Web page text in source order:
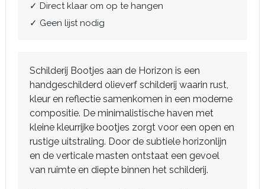
✓ Direct klaar om op te hangen
✓ Geen lijst nodig
Schilderij Bootjes aan de Horizon is een
handgeschilderd olieverf schilderij waarin rust,
kleur en reflectie samenkomen in een moderne
compositie. De minimalistische haven met
kleine kleurrijke bootjes zorgt voor een open en
rustige uitstraling. Door de subtiele horizonlijn
en de verticale masten ontstaat een gevoel
van ruimte en diepte binnen het schilderij.